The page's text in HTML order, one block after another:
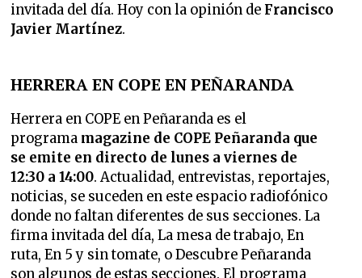
invitada del día. Hoy con la opinión de Francisco
Javier Martínez.
HERRERA EN COPE EN PEÑARANDA
Herrera en COPE en Peñaranda es el
programa magazine de COPE Peñaranda que
se emite en directo de lunes a viernes de
12:30 a 14:00. Actualidad, entrevistas, reportajes,
noticias, se suceden en este espacio radiofónico
donde no faltan diferentes de sus secciones. La
firma invitada del día, La mesa de trabajo, En
ruta, En 5 y sin tomate, o Descubre Peñaranda
son algunos de estas secciones. El programa